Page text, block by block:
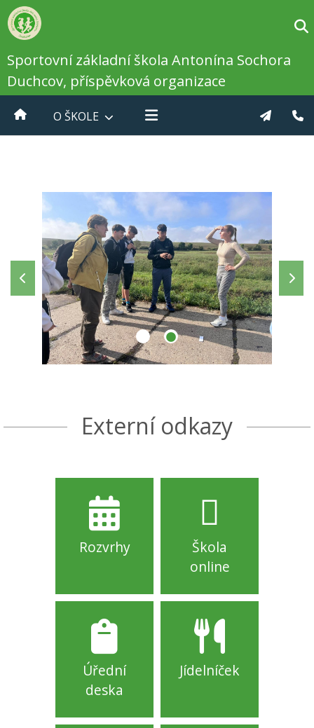
Sportovní základní škola Antonína Sochora
Duchcov, příspěvková organizace
O ŠKOLE
Externí odkazy
Rozvrhy
Škola
online
Úřední
deska
Jídelníček